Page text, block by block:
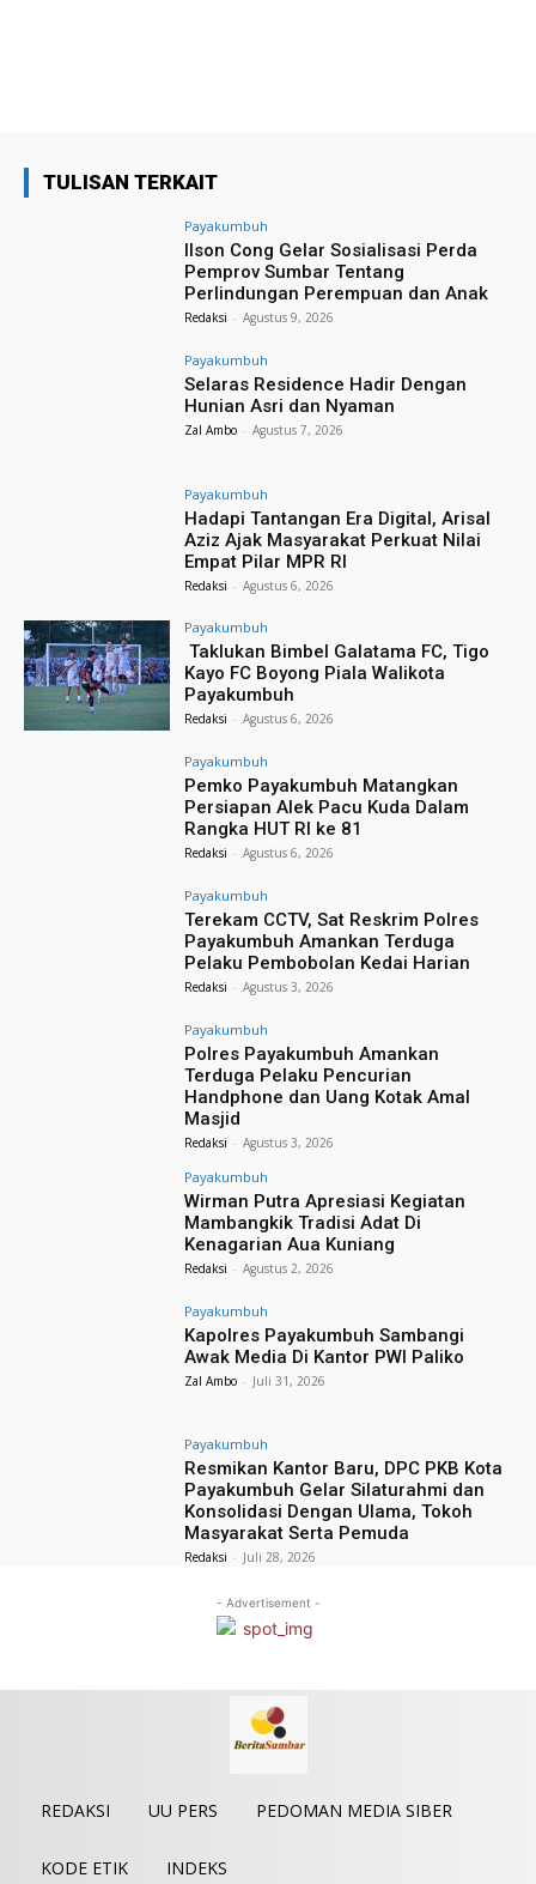
TULISAN TERKAIT
Payakumbuh
Ilson Cong Gelar Sosialisasi Perda
Pemprov Sumbar Tentang
Perlindungan Perempuan dan Anak
Redaksi - Agustus 9, 2026
Payakumbuh
Selaras Residence Hadir Dengan
Hunian Asri dan Nyaman
Zal Ambo - Agustus 7, 2026
Payakumbuh
Hadapi Tantangan Era Digital, Arisal
Aziz Ajak Masyarakat Perkuat Nilai
Empat Pilar MPR RI
Redaksi - Agustus 6, 2026
Payakumbuh
Taklukan Bimbel Galatama FC, Tigo
Kayo FC Boyong Piala Walikota
Payakumbuh
Redaksi - Agustus 6, 2026
Payakumbuh
Pemko Payakumbuh Matangkan
Persiapan Alek Pacu Kuda Dalam
Rangka HUT RI ke 81
Redaksi - Agustus 6, 2026
Payakumbuh
Terekam CCTV, Sat Reskrim Polres
Payakumbuh Amankan Terduga
Pelaku Pembobolan Kedai Harian
Redaksi - Agustus 3, 2026
Payakumbuh
Polres Payakumbuh Amankan
Terduga Pelaku Pencurian
Handphone dan Uang Kotak Amal
Masjid
Redaksi - Agustus 3, 2026
Payakumbuh
Wirman Putra Apresiasi Kegiatan
Mambangkik Tradisi Adat Di
Kenagarian Aua Kuniang
Redaksi - Agustus 2, 2026
Payakumbuh
Kapolres Payakumbuh Sambangi
Awak Media Di Kantor PWI Paliko
Zal Ambo - Juli 31, 2026
Payakumbuh
Resmikan Kantor Baru, DPC PKB Kota
Payakumbuh Gelar Silaturahmi dan
Konsolidasi Dengan Ulama, Tokoh
Masyarakat Serta Pemuda
Redaksi - Juli 28, 2026
- Advertisement -
REDAKSI UU PERS PEDOMAN MEDIA SIBER
KODE ETIK INDEKS